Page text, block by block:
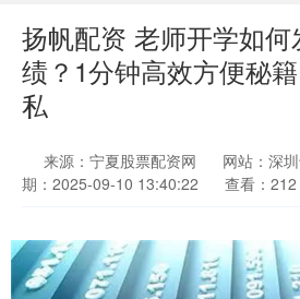
扬帆配资 老师开学如
绩？1分钟高效方便秘
私
来源：宁夏股票配资网 网站：深
期：2025-09-10 13:40:22
查看：212